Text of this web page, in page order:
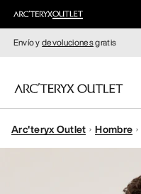
Envío ydevolucionesgratis
MUJERE
Arc'teryx Outlet Hombre